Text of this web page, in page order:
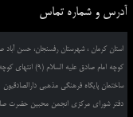
آدرس و شماره تماس
استان کرمان ، شهرستان رفسنجان، حسن آباد
کوچه امام صادق علیه السلام (9) انتهای کوچه
ساختمان پایگاه فرهنگی مذهبی دارالصادقیون
دفتر شورای مرکزی انجمن محبین حضرت